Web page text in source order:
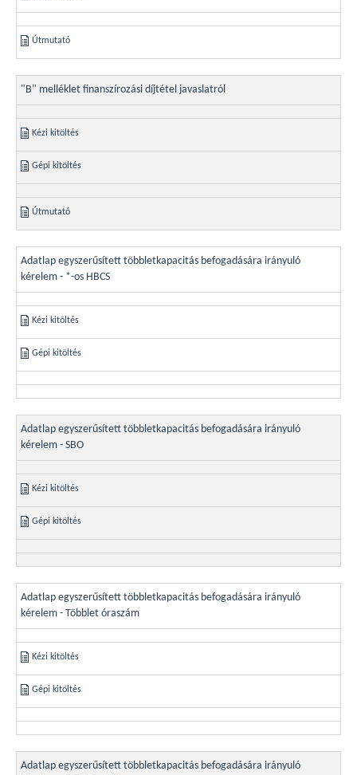
Útmutató
"B" melléklet finanszírozási díjtétel javaslatról
Kézi kitöltés
Gépi kitöltés
Útmutató
Adatlap egyszerűsített többletkapacitás befogadására irányuló
kérelem - *-os HBCS
Kézi kitöltés
Gépi kitöltés
Adatlap egyszerűsített többletkapacitás befogadására irányuló
kérelem - SBO
Kézi kitöltés
Gépi kitöltés
Adatlap egyszerűsített többletkapacitás befogadására irányuló
kérelem - Többlet óraszám
Kézi kitöltés
Gépi kitöltés
Adatlap egyszerűsített többletkapacitás befogadására irányuló